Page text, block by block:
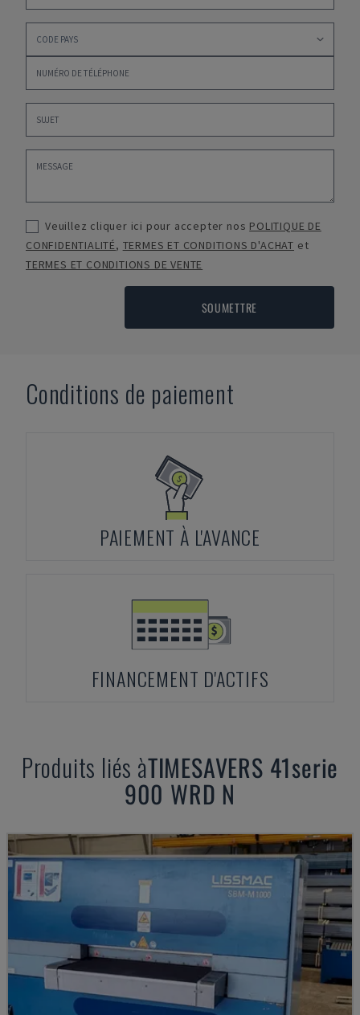
Veuillez cliquer ici pour accepter nos POLITIQUE DE
CONFIDENTIALITÉ, TERMES ET CONDITIONS D'ACHAT et
TERMES ET CONDITIONS DE VENTE
SOUMETTRE
Conditions de paiement
PAIEMENT À L'AVANCE
FINANCEMENT D'ACTIFS
Produits liés àTIMESAVERS 41serie
900 WRD N